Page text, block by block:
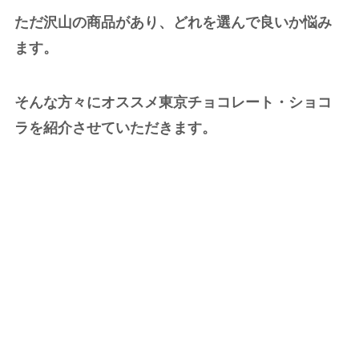
ただ沢山の商品があり、どれを選んで良いか悩み
ます。
そんな方々にオススメ東京チョコレート・ショコ
ラを紹介させていただきます。